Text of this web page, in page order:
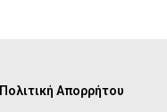
Πολιτική Απορρήτου